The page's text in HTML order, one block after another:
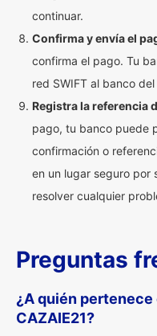
continuar.
Confirma y envía el
confirma el pago. Tu
red SWIFT al banco
Registra la referencia
pago, tu banco puede
confirmación o
en un lugar seguro por
resolver cualquier
Preguntas
¿A quién
CAZAIE21?